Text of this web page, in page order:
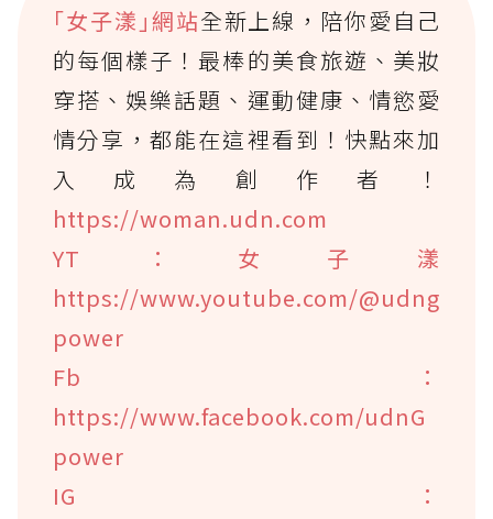
｢女子漾｣網站全新上線，陪你愛自己
的每個樣子！最棒的美食旅遊、美妝
穿搭、娛樂話題、運動健康、情慾愛
情分享，都能在這裡看到！快點來加
入成為創作者！
https://woman.udn.com
YT：女子漾
https://www.youtube.com/@udng
power
Fb：
https://www.facebook.com/udnG
power
IG：